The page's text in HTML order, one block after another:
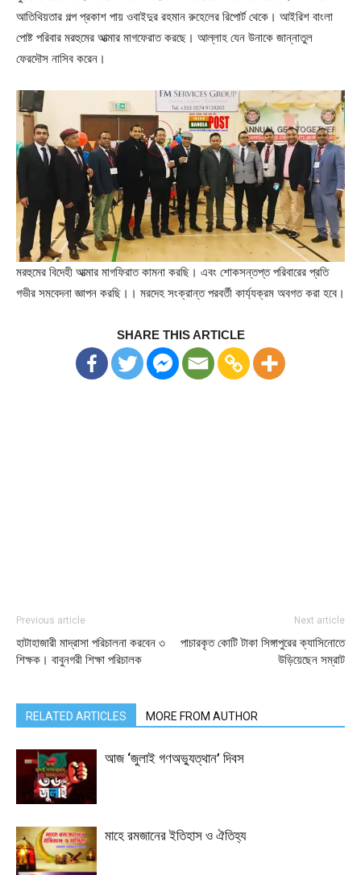
আতিথিয়তার গল্প প্রকাশ পায় ওবাইদুর রহমান রুহেলের রিপোর্ট থেকে। আইরিশ বাংলা
পোষ্ট পরিবার মরহুমের আত্মার মাগফেরাত করছে। আল্লাহ যেন উনাকে জান্নাতুল
ফেরদৌস নাসিব করেন।
মরহুমের বিদেহী আত্মার মাগফিরাত কামনা করছি। এবং শোকসন্তপ্ত পরিবারের প্রতি
গভীর সমবেদনা জ্ঞাপন করছি।। মরদেহ সংক্রান্ত পরবর্তী কার্য্যক্রম অবগত করা হবে।
SHARE THIS ARTICLE
Previous article
হাটাহাজারী মাদ্রাসা পরিচালনা করবেন ৩
শিক্ষক। বাবুনগরী শিক্ষা পরিচালক
Next article
পাচারকৃত কোটি টাকা সিঙ্গাপুরের ক্যাসিনোতে
উড়িয়েছেন সম্রাট
RELATED ARTICLES MORE FROM AUTHOR
আজ ‘জুলাই গণঅভ্যুত্থান’ দিবস
মাহে রমজানের ইতিহাস ও ঐতিহ্য